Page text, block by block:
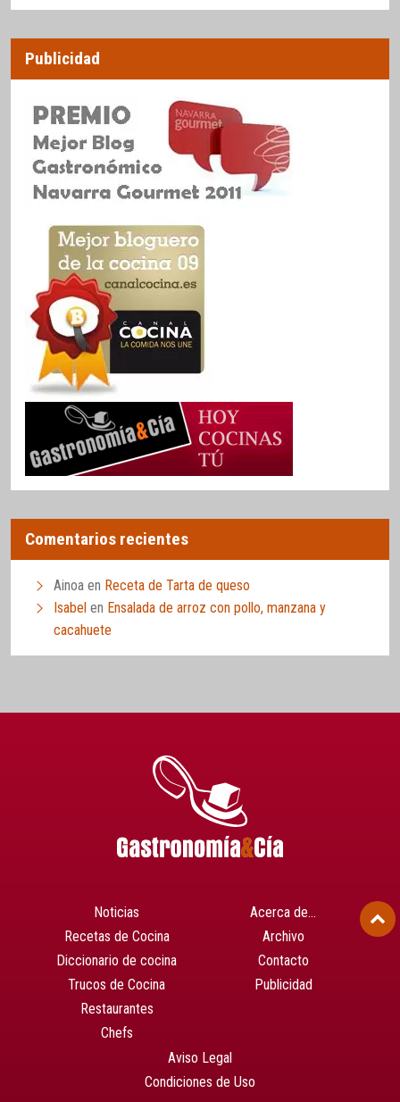
Publicidad
Comentarios recientes
Ainoa en Receta de Tarta de queso
Isabel en Ensalada de arroz con pollo, manzana y
cacahuete
Noticias
Recetas de Cocina
Diccionario de cocina
Trucos de Cocina
Restaurantes
Chefs
Acerca de…
Archivo
Contacto
Publicidad
Aviso Legal
Condiciones de Uso